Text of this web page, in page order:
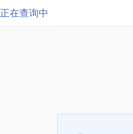
正在查询中